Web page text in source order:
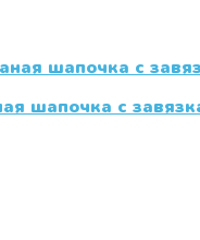
шапочка с